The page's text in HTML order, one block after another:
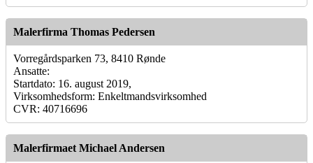
Malerfirma Thomas Pedersen
Vorregårdsparken 73, 8410 Rønde
Ansatte:
Startdato: 16. august 2019,
Virksomhedsform: Enkeltmandsvirksomhed
CVR: 40716696
Malerfirmaet Michael Andersen